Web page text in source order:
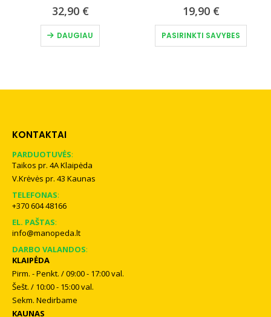
32,90 €
DAUGIAU
19,90 €
PASIRINKTI SAVYBES
This product has multiple variants. The options may be chosen on the product page
KONTAKTAI
PARDUOTUVĖS:
Taikos pr. 4A Klaipėda
V.Krėvės pr. 43 Kaunas
TELEFONAS:
+370 604 48166
EL. PAŠTAS:
info@manopeda.lt
DARBO VALANDOS:
KLAIPĖDA
Pirm. - Penkt. / 09:00 - 17:00 val.
Šešt. / 10:00 - 15:00 val.
Sekm. Nedirbame
KAUNAS